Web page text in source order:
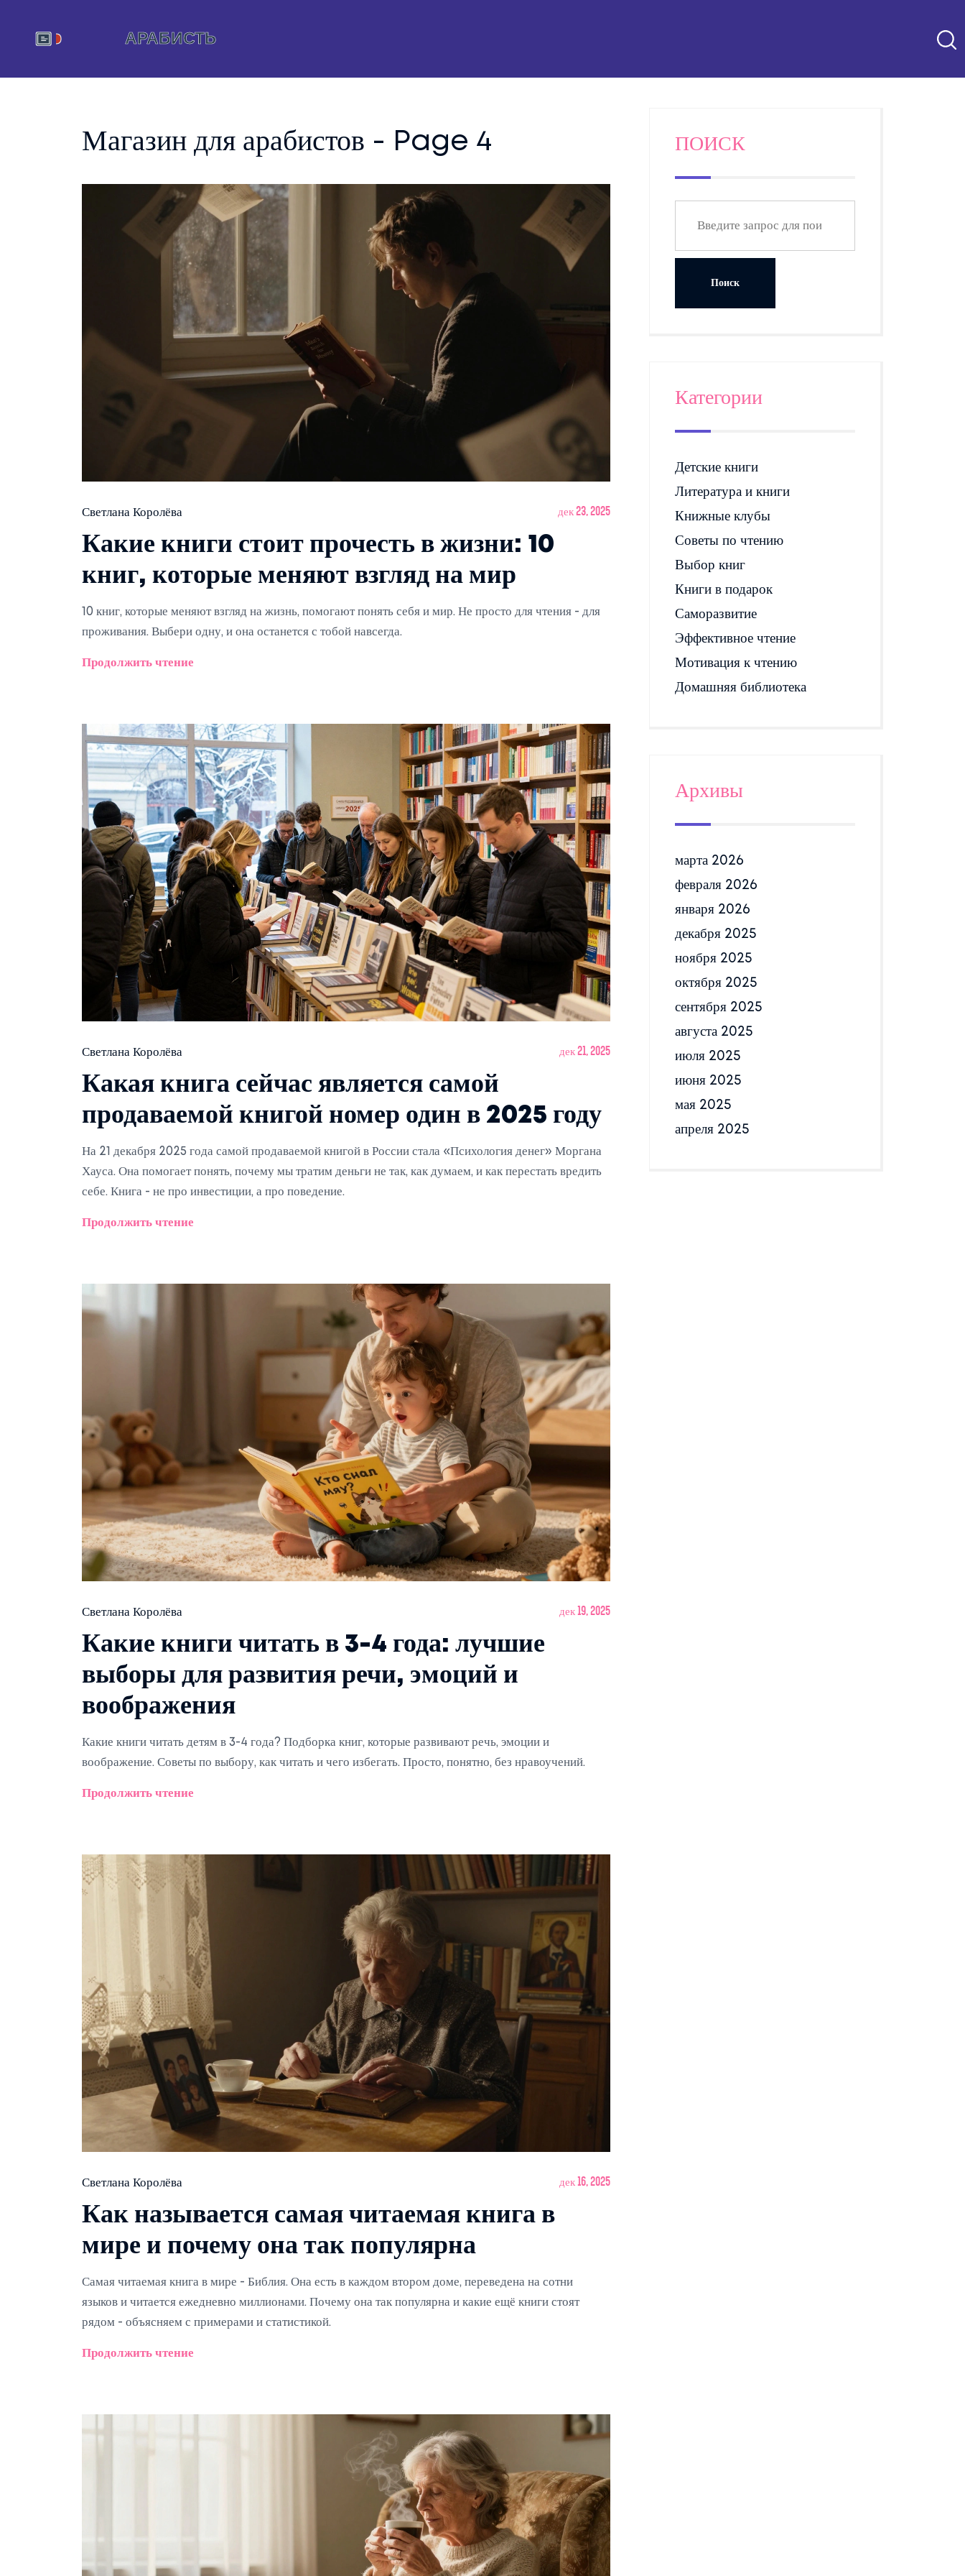
Магазин для арабистов - Page 4
Светлана Королёва дек 23, 2025
Какие книги стоит прочесть в жизни: 10
книг, которые меняют взгляд на мир
10 книг, которые меняют взгляд на жизнь, помогают понять себя и мир. Не просто для чтения - для
проживания. Выбери одну, и она останется с тобой навсегда.
Продолжить чтение
Светлана Королёва дек 21, 2025
Какая книга сейчас является самой
продаваемой книгой номер один в 2025 году
На 21 декабря 2025 года самой продаваемой книгой в России стала «Психология денег» Моргана
Хауса. Она помогает понять, почему мы тратим деньги не так, как думаем, и как перестать вредить
себе. Книга - не про инвестиции, а про поведение.
Продолжить чтение
Светлана Королёва дек 19, 2025
Какие книги читать в 3-4 года: лучшие
выборы для развития речи, эмоций и
воображения
Какие книги читать детям в 3-4 года? Подборка книг, которые развивают речь, эмоции и
воображение. Советы по выбору, как читать и чего избегать. Просто, понятно, без нравоучений.
Продолжить чтение
Светлана Королёва дек 16, 2025
Как называется самая читаемая книга в
мире и почему она так популярна
Самая читаемая книга в мире - Библия. Она есть в каждом втором доме, переведена на сотни
языков и читается ежедневно миллионами. Почему она так популярна и какие ещё книги стоят
рядом - объясняем с примерами и статистикой.
Продолжить чтение
ПОИСК
Категории
Детские книги
Литература и книги
Книжные клубы
Советы по чтению
Выбор книг
Книги в подарок
Саморазвитие
Эффективное чтение
Мотивация к чтению
Домашняя библиотека
Архивы
марта 2026
февраля 2026
января 2026
декабря 2025
ноября 2025
октября 2025
сентября 2025
августа 2025
июля 2025
июня 2025
мая 2025
апреля 2025